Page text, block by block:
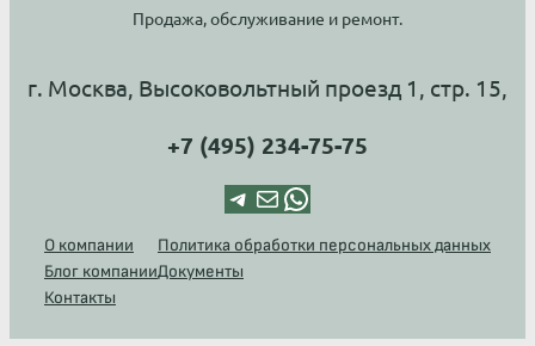
Продажа, обслуживание и ремонт.
г. Москва, Высоковольтный проезд 1, стр. 15,
+7 (495) 234-75-75
Telegram Почта WhatsApp
О компании
Блог компании
Контакты
Политика обработки персональных данных
Документы